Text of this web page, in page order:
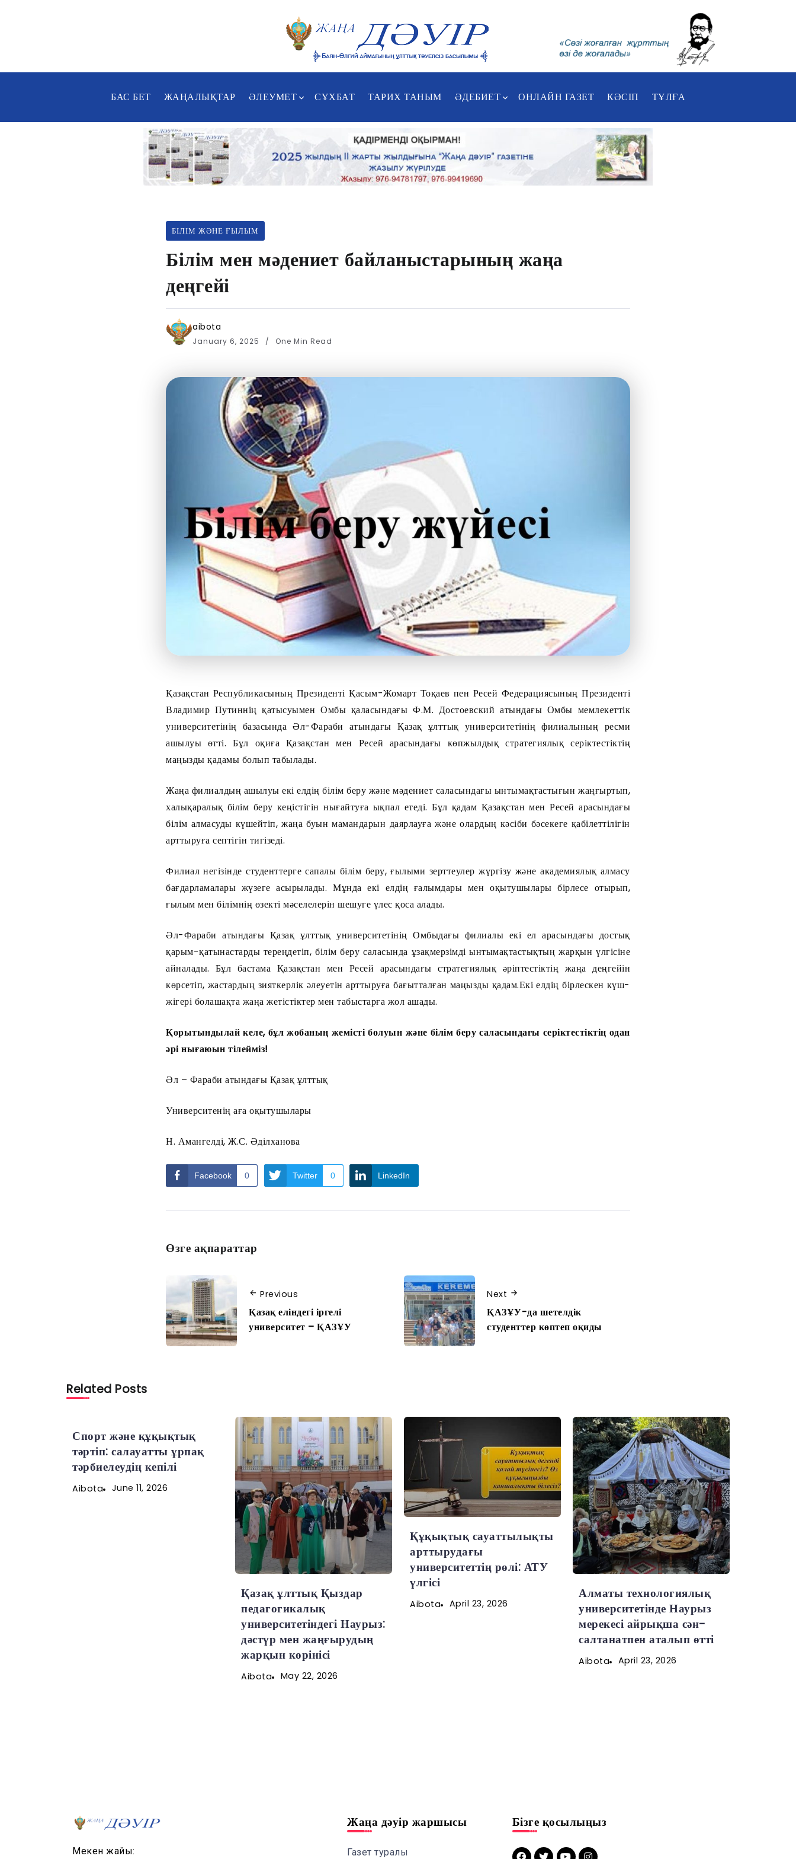
БАС БЕТ ЖАҢАЛЫҚТАР ӘЛЕУМЕТ СҰХБАТ ТАРИХ ТАНЫМ ӘДЕБИЕТ ОНЛАЙН ГАЗЕТ КӘСІП ТҰЛҒА
БІЛІМ ЖӘНЕ ҒЫЛЫМ
Білім мен мәдениет байланыстарының жаңа
деңгейі
aibota
January 6, 2025 One Min Read
Қазақстан Республикасының Президенті Қасым-Жомарт Тоқаев пен Ресей Федерациясының Президенті
Владимир Путиннің қатысуымен Омбы қаласындағы Ф.М. Достоевский атындағы Омбы мемлекеттік
университетінің базасында Әл-Фараби атындағы Қазақ ұлттық университетінің филиалының ресми
ашылуы өтті. Бұл оқиға Қазақстан мен Ресей арасындағы көпжылдық стратегиялық серіктестіктің
маңызды қадамы болып табылады.
Жаңа филиалдың ашылуы екі елдің білім беру және мәдениет саласындағы ынтымақтастығын жаңғыртып,
халықаралық білім беру кеңістігін нығайтуға ықпал етеді. Бұл қадам Қазақстан мен Ресей арасындағы
білім алмасуды күшейтіп, жаңа буын мамандарын даярлауға және олардың кәсіби бәсекеге қабілеттілігін
арттыруға септігін тигізеді.
Филиал негізінде студенттерге сапалы білім беру, ғылыми зерттеулер жүргізу және академиялық алмасу
бағдарламалары жүзеге асырылады. Мұнда екі елдің ғалымдары мен оқытушылары бірлесе отырып,
ғылым мен білімнің өзекті мәселелерін шешуге үлес қоса алады.
Әл-Фараби атындағы Қазақ ұлттық университетінің Омбыдағы филиалы екі ел арасындағы достық
қарым-қатынастарды тереңдетіп, білім беру саласында ұзақмерзімді ынтымақтастықтың жарқын үлгісіне
айналады. Бұл бастама Қазақстан мен Ресей арасындағы стратегиялық әріптестіктің жаңа деңгейін
көрсетіп, жастардың зияткерлік әлеуетін арттыруға бағытталған маңызды қадам.Екі елдің бірлескен күш-
жігері болашақта жаңа жетістіктер мен табыстарға жол ашады.
Қорытындылай келе, бұл жобаның жемісті болуын және білім беру саласындағы серіктестіктің одан
әрі нығаюын тілейміз!
Әл – Фараби атындағы Қазақ ұлттық
Университенің аға оқытушылары
Н. Амангелді, Ж.С. Әділханова
Facebook 0 Twitter 0 LinkedIn
Өзге ақпараттар
Previous
Қазақ еліндегі іргелі
университет – ҚАЗҰУ
Next
ҚАЗҰУ-да шетелдік
студенттер көптеп оқиды
Related Posts
Спорт және құқықтық
тәртіп: салауатты ұрпақ
тәрбиелеудің кепілі
Aibota June 11, 2026
Қазақ ұлттық Қыздар
педагогикалық
университетіндегі Наурыз:
дәстүр мен жаңғырудың
жарқын көрінісі
Aibota May 22, 2026
Құқықтық сауаттылықты
арттырудағы
университеттің рөлі: АТУ
үлгісі
Aibota April 23, 2026
Алматы технологиялық
университетінде Наурыз
мерекесі айрықша сән-
салтанатпен аталып өтті
Aibota April 23, 2026
Мекен жайы:
Жаңа дәуір жаршысы
Газет туралы
Бізге қосылыңыз